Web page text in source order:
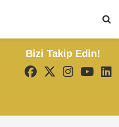
Bizi Takip Edin!